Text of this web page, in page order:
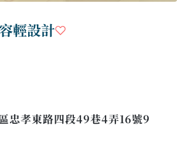
輕設計
忠孝東路四段49巷4弄16號9